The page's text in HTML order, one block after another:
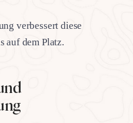
verbessert diese
auf dem Platz.